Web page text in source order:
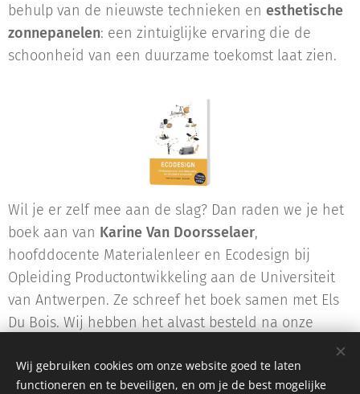
behulp van de nieuwste technieken en esthetische
zonnepanelen: een zintuiglijke ervaring die de
schoonheid van een duurzame toekomst laat zien.
Wil je er zelf mee aan de slag? Dan raden we je het
boek aan van Karine Van Doorsselaer,
hoofddocente Materialenleer en Ecodesign bij
Opleiding Productontwikkeling aan de Universiteit
van Antwerpen. Ze schreef het boek samen met Els
Du Bois. Wij hebben het alvast besteld na onze
Wij gebruiken cookies om onze website goed te laten
functioneren en te beveiligen, en om je de best mogelijke